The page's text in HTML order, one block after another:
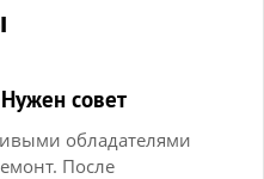
совет
обладателями
После